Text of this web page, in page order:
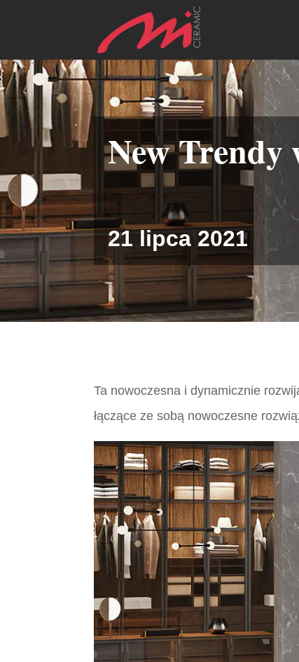
New
21 lipca 2021
Ta nowoczesna i dynamicznie
łączące ze sobą nowoczesne